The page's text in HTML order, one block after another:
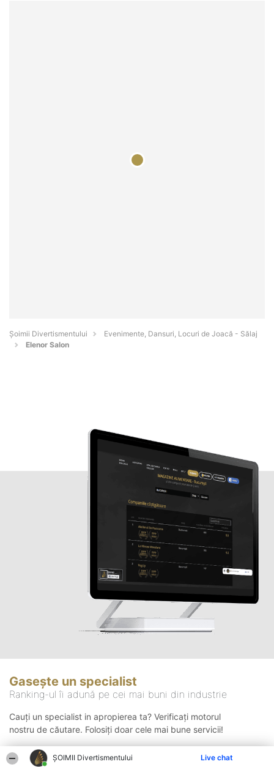
ŞOIMII Divertismentului Live chat
Şoimii Divertismentului
Evenimente, Dansuri, Locuri de Joacă - Sălaj
Elenor Salon
Gasește un specialist
Ranking-ul îi adună pe cei mai buni din industrie
Cauți un specialist in apropierea ta? Verificați motorul
nostru de căutare. Folosiți doar cele mai bune servicii!